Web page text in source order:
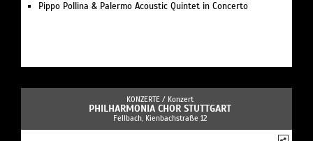
Pippo Pollina & Palermo Acoustic Quintet in Concerto
KONZERTE / Konzert
PHILHARMONIA CHOR STUTTGART
Fellbach, Kienbachstraße 12